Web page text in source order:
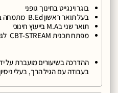
בוגר וינגייט בחינוך גופני
בעל תואר ראשון B.Ed מתמחה בגיל הרך
תואר שני בM.A בייעוץ חינוכי
מפתח תכנית CBT-STREAM לגיל הרך
ההדרכה בשיעורים מועברת על
בעבודה עם הגיל הרך, בעלי